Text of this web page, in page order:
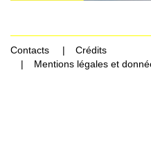
Contacts
Crédits
Mentions légales et